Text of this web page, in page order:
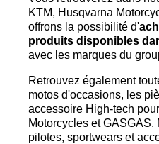
KTM, Husqvarna
offrons la possibilité d'
produits disponibles
avec les marques du
Retrouvez également
motos d'occasions, les
accessoire High-tech
Motorcycles et
pilotes, sportwears et